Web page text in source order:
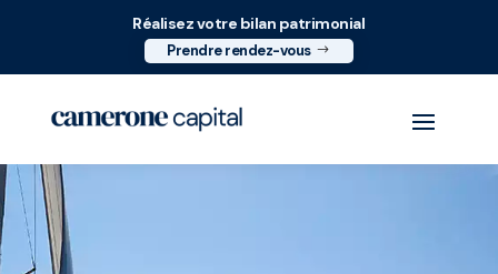
Réalisez votre bilan patrimonial
Prendre rendez-vous